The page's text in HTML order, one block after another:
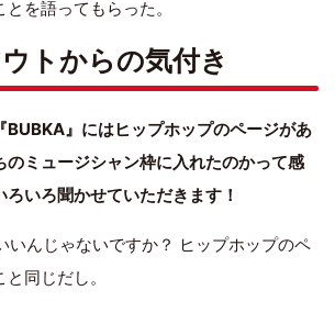
を語ってもらった。
トからの気付き
BUBKA』にはヒップホップのページがあ
のミュージシャン枠に入れたのかって感
ろいろ聞かせていただきます！
いんじゃないですか？ ヒップホップのペ
同じだし。